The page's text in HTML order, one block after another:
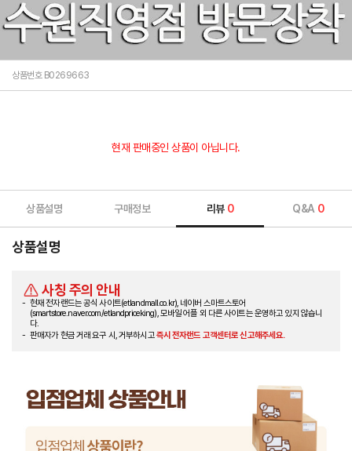
상품번호 B0269663
현재 판매중인 상품이 아닙니다.
상품설명 구매정보 리뷰 0 Q&A 0
상품설명
사칭 주의 안내
현재 전자랜드는 공식 사이트(etlandmall.co.kr), 네이버 스마트스토어
(smartstore.naver.com/etlandpriceking), 모바일 어플 외 다른 사이트는 운영하고 있지 않습니
다.
판매자가 현금 거래 요구 시, 거부하시고즉시 전자랜드 고객센터로 신고해주세요.